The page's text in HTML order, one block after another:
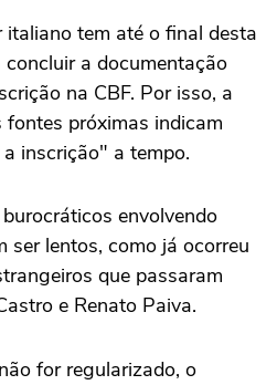
tem até o final desta
a documentação
na CBF. Por isso, a
próximas indicam
inscrição" a tempo.
envolvendo
ser lentos, como já ocorreu
que passaram
e Renato Paiva.
for regularizado, o